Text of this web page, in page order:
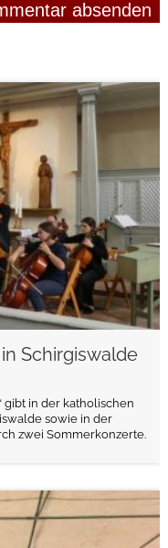
Schirgiswalde
gibt in der katholischen
sowie in der
zwei Sommerkonzerte.